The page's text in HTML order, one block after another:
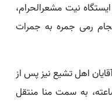
نیت مشعرالحرام،
رمی جمره به جمرات
اهل تشیع نیز پس از
به سمت منا منتقل